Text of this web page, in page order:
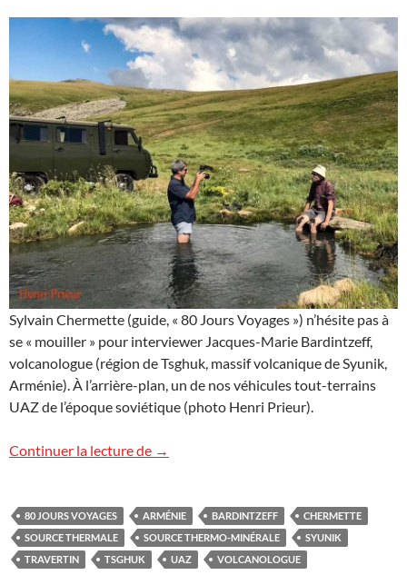
Sylvain Chermette (guide, « 80 Jours Voyages ») n’hésite pas à
se « mouiller » pour interviewer Jacques-Marie Bardintzeff,
volcanologue (région de Tsghuk, massif volcanique de Syunik,
Arménie). À l’arrière-plan, un de nos véhicules tout-terrains
UAZ de l’époque soviétique (photo Henri Prieur).
Continuer la lecture de Tsghuk, Arménie
→
80 JOURS VOYAGES ARMÉNIE BARDINTZEFF
CHERMETTE
SOURCE THERMALE
SOURCE THERMO-MINÉRALE
SYUNIK
TRAVERTIN
TSGHUK UAZ VOLCANOLOGUE